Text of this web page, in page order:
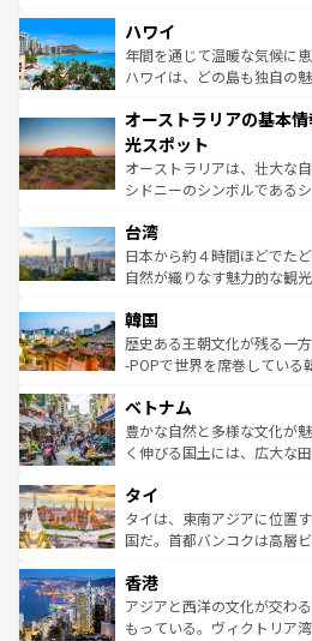
着のスイス情報は
のような巨大都市は、観光
ンメントが詰まった刺激的
西部には大自然が広がり、
部のニューオーリンズでは
文化が魅力。旅行者はアメ
しみながら、その多様性と
るだろう。車でのロードト
情報は
ハワイ
年間を通じて温暖な気候に
ハワイは、どの島も独自の
ワイ島は見逃せない。また
島だが、静かな自然を求め
おすすめ。エメラルドグリ
文化や歴史が息づいている
人々、おいしいローカルフ
ク、伝統的なフラダンスな
っている。訪れるたびに新
はコンテンツ一覧
オーストラリアの基本
光スポット
オーストラリアは、壮大な
シドニーのシンボルである
リアリーフや大陸中央部に
ク）、タスマニアの美しい
ど、見どころがたくさん。
いる。アクティビティも充
ビング、ハイキングなど、
い。オーストラリアの多彩
参照してほしい。
台湾
日本から約４時間ほどでた
自然が織りなす魅力的な観
ン）、静ひつな山岳地帯で
と山間の静けさが共存して
驚きをもたらしてくれる。
容にもいいと評判のスイー
が味わえる。 なお、新
照してほしい。
韓国
歴史ある王朝文化が残る一
-POPで世界を席巻している
き、地方に足を延ばせば四
できる。そして、キムチや
まで、さまざまな韓国料理
リティに包まれながら、韓
わってみてほ
覧を参照してほしい。
ベトナム
豊かな自然と多様な文化が
く伸びる国土には、広大な
急速な発展と共に伝統が息
ーチミン市のフランス統治
醸し出している。また、バ
とつ。フォーやバインミー
ひ現地で味わいたい。どの
が旅行者を迎えてくれるの
タイ
タイは、東南アジアに位置
国だ。首都バンコクは高層
の活気が交差している。北
帯で自然と触れ合い、南部
いビーチでリゾート気分を
香港
アジアと西洋の文化が交わ
もっている。ヴィクトリア